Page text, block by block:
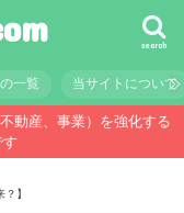
search
一覧 当サイトについて
動産、事業）を強化する
】